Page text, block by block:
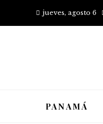
jueves, agosto 6
PANAMÁ